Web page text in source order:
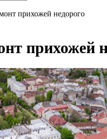
прихожей недорого
прихожей